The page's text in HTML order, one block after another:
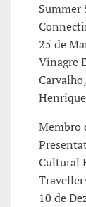
Summer
25 de
Vinagre
Membro
Cultural
10 de